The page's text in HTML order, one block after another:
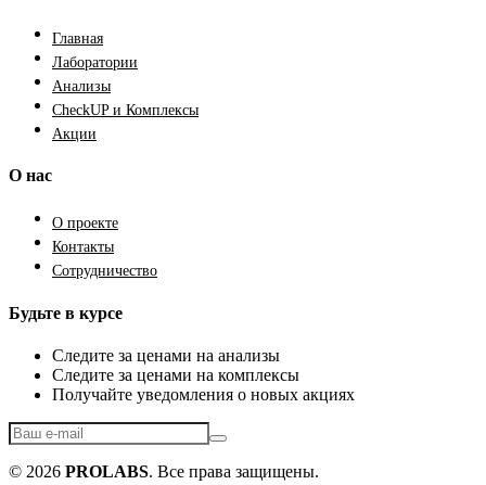
Главная
Лаборатории
Анализы
CheckUP и Комплексы
Акции
О нас
О проекте
Контакты
Сотрудничество
Будьте в курсе
Следите за ценами на анализы
Следите за ценами на комплексы
Получайте уведомления о новых акциях
© 2026 PROLABS. Все права защищены.